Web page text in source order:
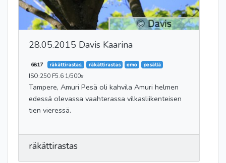
28.05.2015 Davis Kaarina
6817 räkättirastas, räkättirastas emo pesällä
ISO:250 F5.6 1/500s
Tampere, Amuri Pesä oli kahvila Amuri helmen
edessä olevassa vaahterassa vilkasliikenteisen
tien vieressä.
räkättirastas